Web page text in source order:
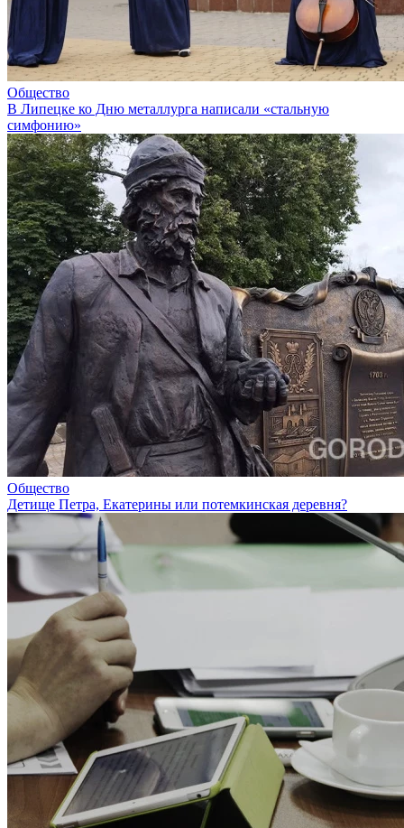
Общество
В Липецке ко Дню металлурга написали «стальную
симфонию»
Общество
Детище Петра, Екатерины или потемкинская деревня?